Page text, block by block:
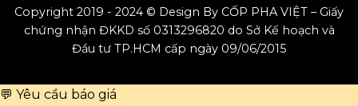
Copyright 2019 - 2024 © Design By CỐP PHA VIỆT – Giấy
chứng nhận ĐKKD số 0313296820 do Sở Kế hoạch và
Đầu tư TP.HCM cấp ngày 09/06/2015
💬 Yêu cầu báo giá